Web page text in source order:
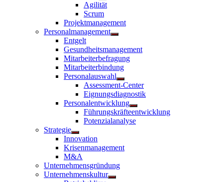
Untermenü
anzeigen
Agilität
Scrum
Projektmanagement
Personalmanagement
Untermenü
Entgelt
Gesundheitsmanagement
Mitarbeiterbefragung
Mitarbeiterbindung
Personalauswahl
Untermenü
anzeigen
Assessment-Center
Eignungsdiagnostik
Personalentwicklung
Untermenü
anzeigen
Führungskräfteentwicklung
Potenzialanalyse
Strategie
Untermenü
anzeigen
Innovation
Krisenmanagement
M&A
Unternehmensgründung
Unternehmenskultur
Untermenü